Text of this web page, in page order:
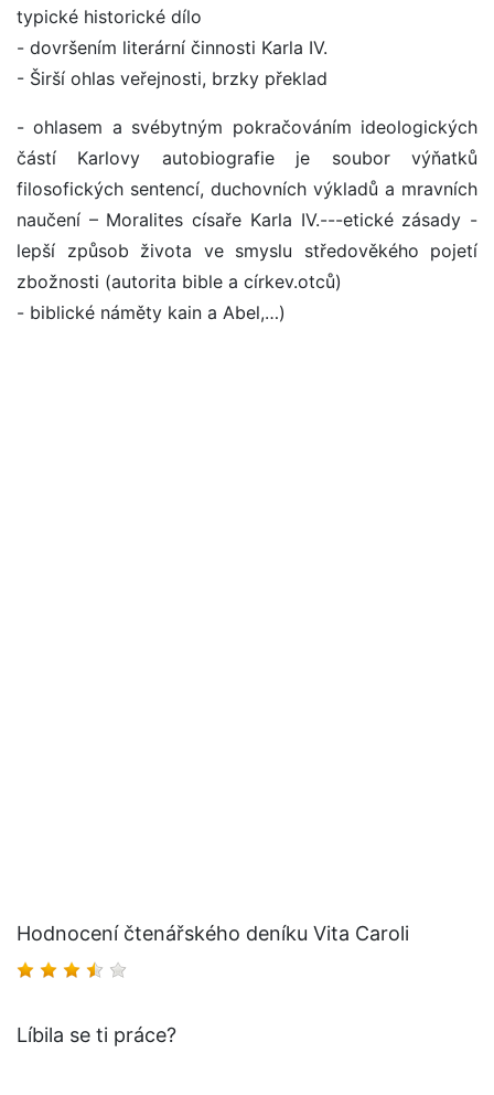
typické historické dílo
- dovršením literární činnosti Karla IV.
- Širší ohlas veřejnosti, brzky překlad
- ohlasem a svébytným pokračováním ideologických
částí Karlovy autobiografie je soubor výňatků
filosofických sentencí, duchovních výkladů a mravních
naučení – Moralites císaře Karla IV.---etické zásady -
lepší způsob života ve smyslu středověkého pojetí
zbožnosti (autorita bible a církev.otců)
- biblické náměty kain a Abel,…)
Hodnocení čtenářského deníku Vita Caroli
Líbila se ti práce?